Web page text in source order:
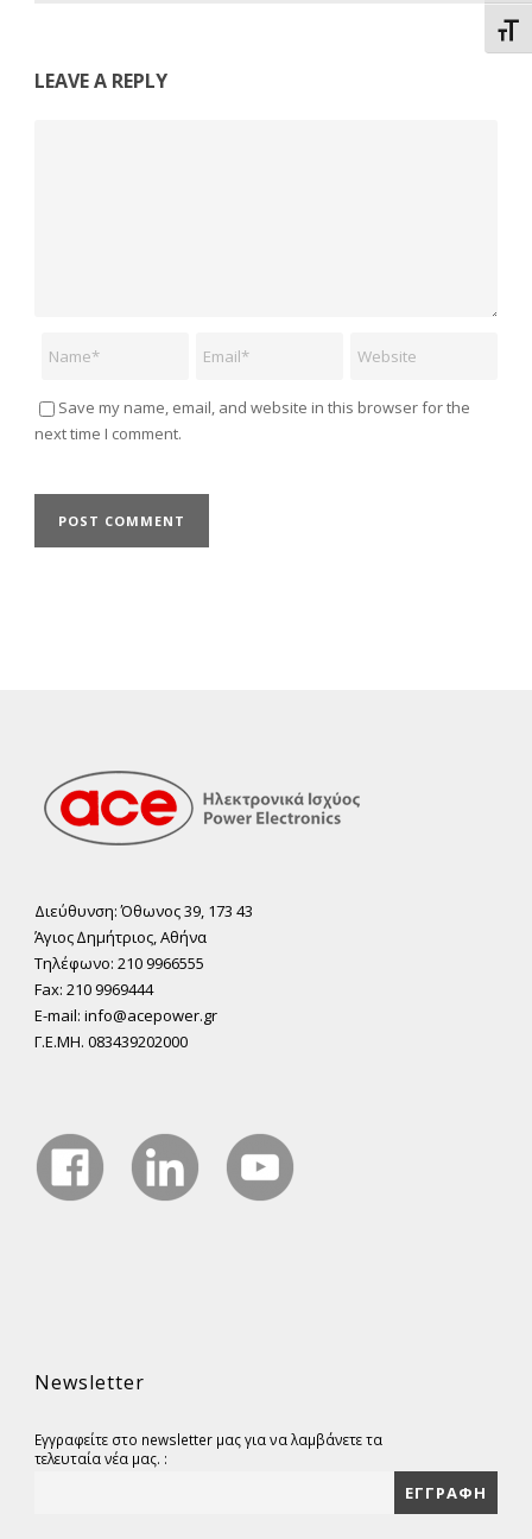
LEAVE A REPLY
Save my name, email, and website in this browser for the
next time I comment.
Διεύθυνση: Όθωνος 39, 173 43
Άγιος ∆ηµήτριος, Αθήνα
Τηλέφωνο: 210 9966555
Fax: 210 9969444
E-mail: info@acepower.gr
Γ.Ε.ΜΗ. 083439202000
Newsletter
Εγγραφείτε στο newsletter μας για να λαμβάνετε τα
τελευταία νέα μας. :